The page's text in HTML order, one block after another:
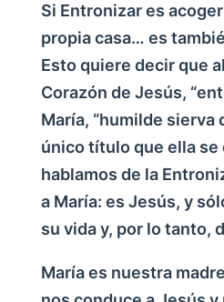
Si Entronizar es
propia casa… es
Esto quiere decir que
Corazón de Jesús,
María, “humilde sierva
único título que ella
hablamos de la
a María: es Jesús, y
su vida y, por lo tanto,
María es nuestra